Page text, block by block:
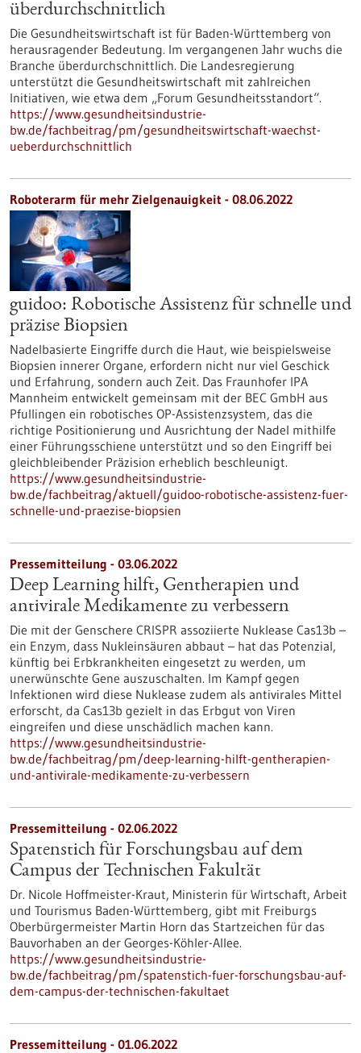
überdurchschnittlich
Die Gesundheitswirtschaft ist für Baden-Württemberg von
herausragender Bedeutung. Im vergangenen Jahr wuchs die
Branche überdurchschnittlich. Die Landesregierung
unterstützt die Gesundheitswirtschaft mit zahlreichen
Initiativen, wie etwa dem „Forum Gesundheitsstandort“.
https://www.gesundheitsindustrie-
bw.de/fachbeitrag/pm/gesundheitswirtschaft-waechst-
ueberdurchschnittlich
Roboterarm für mehr Zielgenauigkeit - 08.06.2022
guidoo: Robotische Assistenz für schnelle und
präzise Biopsien
Nadelbasierte Eingriffe durch die Haut, wie beispielsweise
Biopsien innerer Organe, erfordern nicht nur viel Geschick
und Erfahrung, sondern auch Zeit. Das Fraunhofer IPA
Mannheim entwickelt gemeinsam mit der BEC GmbH aus
Pfullingen ein robotisches OP-Assistenzsystem, das die
richtige Positionierung und Ausrichtung der Nadel mithilfe
einer Führungsschiene unterstützt und so den Eingriff bei
gleichbleibender Präzision erheblich beschleunigt.
https://www.gesundheitsindustrie-
bw.de/fachbeitrag/aktuell/guidoo-robotische-assistenz-fuer-
schnelle-und-praezise-biopsien
Pressemitteilung - 03.06.2022
Deep Learning hilft, Gentherapien und
antivirale Medikamente zu verbessern
Die mit der Genschere CRISPR assoziierte Nuklease Cas13b –
ein Enzym, dass Nukleinsäuren abbaut – hat das Potenzial,
künftig bei Erbkrankheiten eingesetzt zu werden, um
unerwünschte Gene auszuschalten. Im Kampf gegen
Infektionen wird diese Nuklease zudem als antivirales Mittel
erforscht, da Cas13b gezielt in das Erbgut von Viren
eingreifen und diese unschädlich machen kann.
https://www.gesundheitsindustrie-
bw.de/fachbeitrag/pm/deep-learning-hilft-gentherapien-
und-antivirale-medikamente-zu-verbessern
Pressemitteilung - 02.06.2022
Spatenstich für Forschungsbau auf dem
Campus der Technischen Fakultät
Dr. Nicole Hoffmeister-Kraut, Ministerin für Wirtschaft, Arbeit
und Tourismus Baden-Württemberg, gibt mit Freiburgs
Oberbürgermeister Martin Horn das Startzeichen für das
Bauvorhaben an der Georges-Köhler-Allee.
https://www.gesundheitsindustrie-
bw.de/fachbeitrag/pm/spatenstich-fuer-forschungsbau-auf-
dem-campus-der-technischen-fakultaet
Pressemitteilung - 01.06.2022